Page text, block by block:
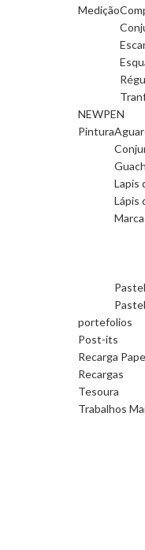
Medição
NEWPEN
Pintura
Lapis
Lápis
portefolios
Post-its
Recarga
Recargas
Tesoura
Trabalhos